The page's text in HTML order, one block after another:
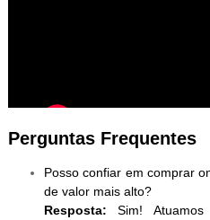
Perguntas Frequentes
Posso confiar em comprar
de valor mais alto?
Resposta: Sim!